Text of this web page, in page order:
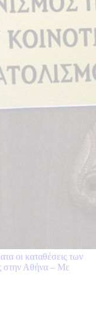
οι καταθέσεις των
στην Αθήνα – Με